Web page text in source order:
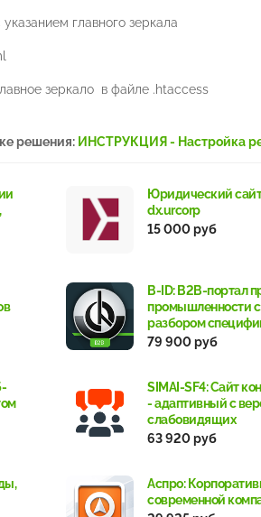
главного зеркала
зеркало в файле .htaccess
решения: И НСТРУКЦИЯ - Настройка
Юридический
dx.urcorp
15 000 руб
B-ID: B2B-портал
промышленности с
разбором
заявками и КП
79 900 руб
SIMAI-SF4: Сайт
- адаптивный с
слабовидящих
63 920 руб
Аспро:
современной